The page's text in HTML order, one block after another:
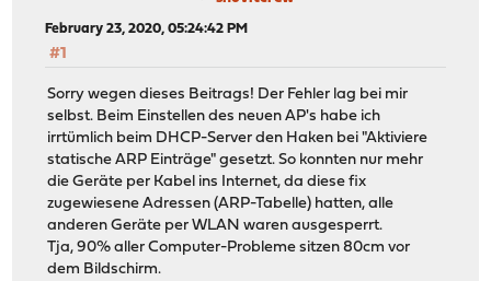
February 23, 2020, 05:24:42 PM
#1
Sorry wegen dieses Beitrags! Der Fehler lag bei mir
selbst. Beim Einstellen des neuen AP's habe ich
irrtümlich beim DHCP-Server den Haken bei "Aktiviere
statische ARP Einträge" gesetzt. So konnten nur mehr
die Geräte per Kabel ins Internet, da diese fix
zugewiesene Adressen (ARP-Tabelle) hatten, alle
anderen Geräte per WLAN waren ausgesperrt.
Tja, 90% aller Computer-Probleme sitzen 80cm vor
dem Bildschirm.